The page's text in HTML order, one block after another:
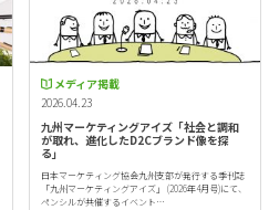
メディア掲載
2026.04.23
九州マーケティングアイズ「社会と調和
が取れ、進化したD2Cブランド像を探
る」
日本マーケティング協会九州支部が発行する季刊誌
「九州マーケティングアイズ」 (2026年4月号)にて、
ペンシルが共催するイベント…